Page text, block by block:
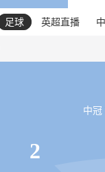
足球 英超直播
中冠
2